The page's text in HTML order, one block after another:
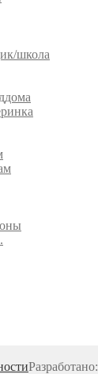
школа
Разработано: